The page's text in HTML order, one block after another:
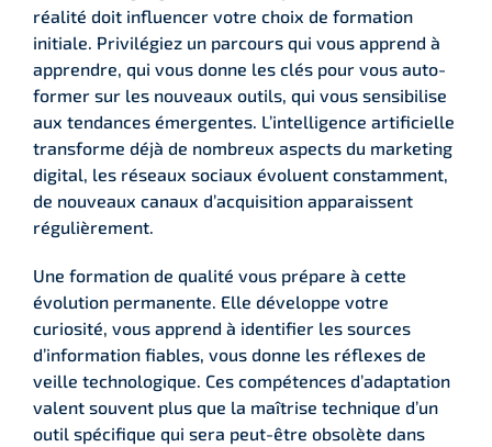
réalité doit influencer votre choix de formation
initiale. Privilégiez un parcours qui vous apprend à
apprendre, qui vous donne les clés pour vous auto-
former sur les nouveaux outils, qui vous sensibilise
aux tendances émergentes. L’intelligence artificielle
transforme déjà de nombreux aspects du marketing
digital, les réseaux sociaux évoluent constamment,
de nouveaux canaux d’acquisition apparaissent
régulièrement.
Une formation de qualité vous prépare à cette
évolution permanente. Elle développe votre
curiosité, vous apprend à identifier les sources
d’information fiables, vous donne les réflexes de
veille technologique. Ces compétences d’adaptation
valent souvent plus que la maîtrise technique d’un
outil spécifique qui sera peut-être obsolète dans